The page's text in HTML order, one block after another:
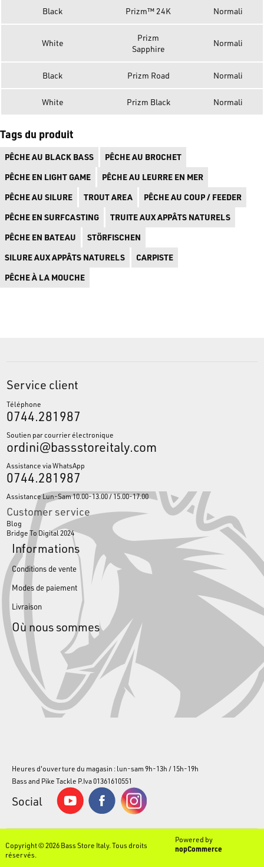
Black Prizm™ 24K Normali
White
Prizm
Sapphire
Normali
Black Prizm Road Normali
White Prizm Black Normali
Tags du produit
PÊCHE AU BLACK BASS
PÊCHE AU BROCHET
PÊCHE EN LIGHT GAME
PÊCHE AU LEURRE EN MER
PÊCHE AU SILURE
TROUT AREA
PÊCHE AU COUP / FEEDER
PÊCHE EN SURFCASTING
TRUITE AUX APPÂTS NATURELS
PÊCHE EN BATEAU
STÖRFISCHEN
SILURE AUX APPÂTS NATURELS
CARPISTE
PÊCHE À LA MOUCHE
Service client
Téléphone
0744.281987
Soutien par courrier électronique
ordini@bassstoreitaly.com
Assistance via WhatsApp
0744.281987
Assistance Lun-Sam 10.00-13.00 / 15.00-17.00
Customer service
Blog
Bridge To Digital 2024
Informations
Conditions de vente
Modes de paiement
Livraison
Où nous sommes
Heures d'ouverture du magasin : lun-sam 9h-13h / 15h-19h
Bass and Pike Tackle P.Iva 01361610551
Social
Copyright © 2026 Bass Store Italy. Tous droits
réservés.
Powered by
nopCommerce